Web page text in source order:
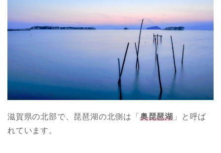
滋賀県の北部で、琵琶湖の北側は「 奥琵琶湖 」と呼ば
れています。